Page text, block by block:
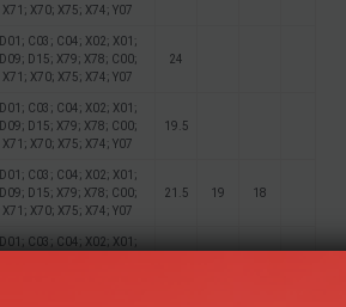
X71; X70; X75; X74; Y07
D01; C03; C04; X02; X01;
D09; D15; X79; X78; C00;
X71; X70; X75; X74; Y07
24
D01; C03; C04; X02; X01;
D09; D15; X79; X78; C00;
X71; X70; X75; X74; Y07
19.5
D01; C03; C04; X02; X01;
D09; D15; X79; X78; C00;
X71; X70; X75; X74; Y07
21.5 19 18
D01; C03; C04; X02; X01;